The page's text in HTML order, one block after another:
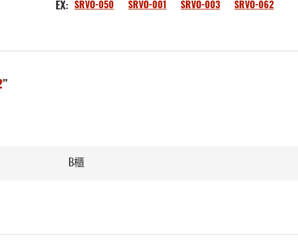
EX: SRVO-050 SRVO-001 SRVO-003 SRVO-062
”
B櫃